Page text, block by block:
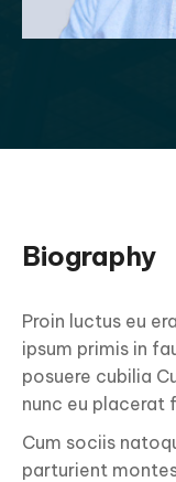
Biography
Proin luctus eu
ipsum primis in
posuere cubilia
nunc eu placerat
Cum sociis
parturient